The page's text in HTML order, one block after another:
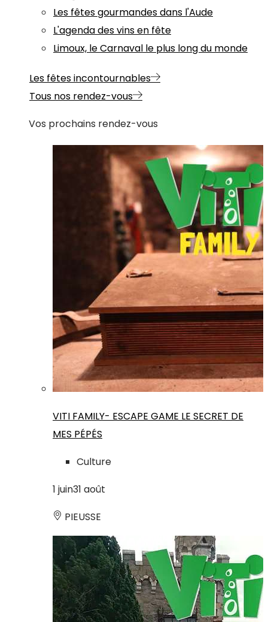
Les fêtes gourmandes dans l'Aude
L'agenda des vins en fête
Limoux, le Carnaval le plus long du monde
Les fêtes incontournables
Tous nos rendez-vous
Vos prochains rendez-vous
VITI FAMILY- ESCAPE GAME LE SECRET DE
MES PÉPÉS
Culture
1 juin31 août
PIEUSSE